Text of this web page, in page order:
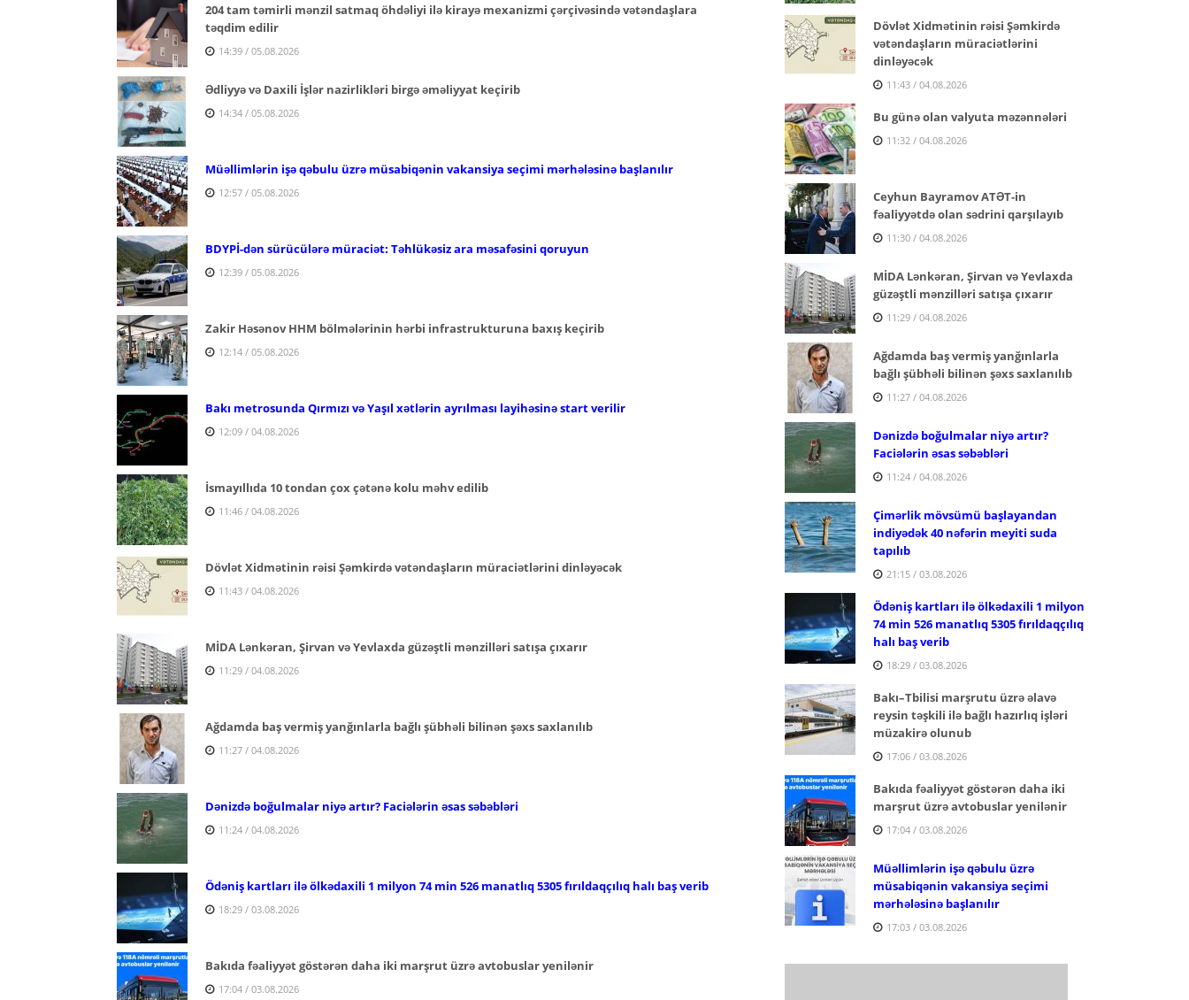
204 tam təmirli mənzil satmaq öhdəliyi ilə kirayə mexanizmi çərçivəsində vətəndaşlara
təqdim edilir
14:39 / 05.08.2026
Ədliyyə və Daxili İşlər nazirlikləri birgə əməliyyat keçirib
14:34 / 05.08.2026
Müəllimlərin işə qəbulu üzrə müsabiqənin vakansiya seçimi mərhələsinə başlanılır
12:57 / 05.08.2026
BDYPİ-dən sürücülərə müraciət: Təhlükəsiz ara məsafəsini qoruyun
12:39 / 05.08.2026
Zakir Həsənov HHM bölmələrinin hərbi infrastrukturuna baxış keçirib
12:14 / 05.08.2026
Bakı metrosunda Qırmızı və Yaşıl xətlərin ayrılması layihəsinə start verilir
12:09 / 04.08.2026
İsmayıllıda 10 tondan çox çətənə kolu məhv edilib
11:46 / 04.08.2026
Dövlət Xidmətinin rəisi Şəmkirdə vətəndaşların müraciətlərini dinləyəcək
11:43 / 04.08.2026
MİDA Lənkəran, Şirvan və Yevlaxda güzəştli mənzilləri satışa çıxarır
11:29 / 04.08.2026
Ağdamda baş vermiş yanğınlarla bağlı şübhəli bilinən şəxs saxlanılıb
11:27 / 04.08.2026
Dənizdə boğulmalar niyə artır? Faciələrin əsas səbəbləri
11:24 / 04.08.2026
Ödəniş kartları ilə ölkədaxili 1 milyon 74 min 526 manatlıq 5305 fırıldaqçılıq halı baş verib
18:29 / 03.08.2026
Bakıda fəaliyyət göstərən daha iki marşrut üzrə avtobuslar yenilənir
17:04 / 03.08.2026
Dövlət Xidmətinin rəisi Şəmkirdə
vətəndaşların müraciətlərini
dinləyəcək
11:43 / 04.08.2026
Bu günə olan valyuta məzənnələri
11:32 / 04.08.2026
Ceyhun Bayramov ATƏT-in
fəaliyyətdə olan sədrini qarşılayıb
11:30 / 04.08.2026
MİDA Lənkəran, Şirvan və Yevlaxda
güzəştli mənzilləri satışa çıxarır
11:29 / 04.08.2026
Ağdamda baş vermiş yanğınlarla
bağlı şübhəli bilinən şəxs saxlanılıb
11:27 / 04.08.2026
Dənizdə boğulmalar niyə artır?
Faciələrin əsas səbəbləri
11:24 / 04.08.2026
Çimərlik mövsümü başlayandan
indiyədək 40 nəfərin meyiti suda
tapılıb
21:15 / 03.08.2026
Ödəniş kartları ilə ölkədaxili 1 milyon
74 min 526 manatlıq 5305 fırıldaqçılıq
halı baş verib
18:29 / 03.08.2026
Bakı–Tbilisi marşrutu üzrə əlavə
reysin təşkili ilə bağlı hazırlıq işləri
müzakirə olunub
17:06 / 03.08.2026
Bakıda fəaliyyət göstərən daha iki
marşrut üzrə avtobuslar yenilənir
17:04 / 03.08.2026
Müəllimlərin işə qəbulu üzrə
müsabiqənin vakansiya seçimi
mərhələsinə başlanılır
17:03 / 03.08.2026